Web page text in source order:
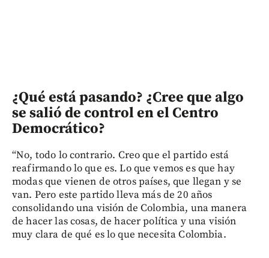
¿Qué está pasando? ¿Cree que algo
se salió de control en el Centro
Democrático?
“No, todo lo contrario. Creo que el partido está
reafirmando lo que es. Lo que vemos es que hay
modas que vienen de otros países, que llegan y se
van. Pero este partido lleva más de 20 años
consolidando una visión de Colombia, una manera
de hacer las cosas, de hacer política y una visión
muy clara de qué es lo que necesita Colombia.